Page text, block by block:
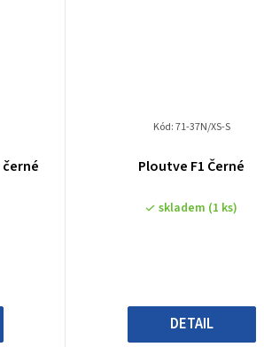
černé Ploutve F1 Černé
skladem (1 ks)
DETAIL
Kód:71-37N/XS-S